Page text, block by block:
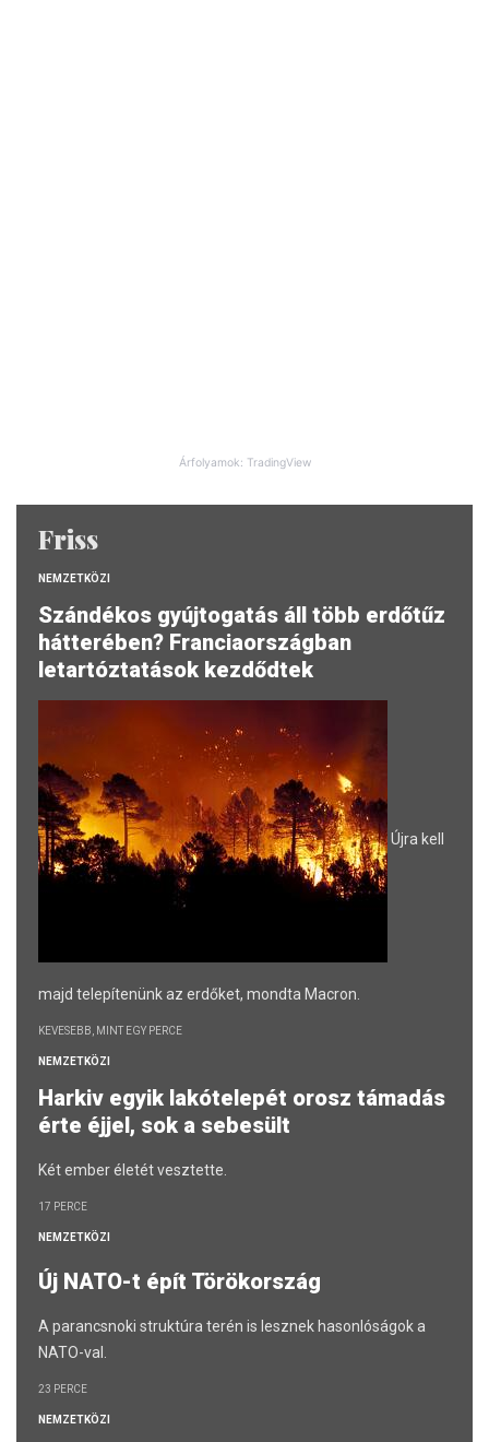
Árfolyamok: TradingView
Friss
NEMZETKÖZI
Szándékos gyújtogatás áll több erdőtűz
hátterében? Franciaországban
letartóztatások kezdődtek
Újra kell
majd telepítenünk az erdőket, mondta Macron.
KEVESEBB, MINT EGY PERCE
NEMZETKÖZI
Harkiv egyik lakótelepét orosz támadás
érte éjjel, sok a sebesült
Két ember életét vesztette.
17 PERCE
NEMZETKÖZI
Új NATO-t épít Törökország
A parancsnoki struktúra terén is lesznek hasonlóságok a
NATO-val.
23 PERCE
NEMZETKÖZI